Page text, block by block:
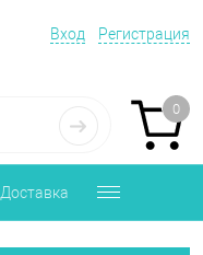
Вход Регистрация
0